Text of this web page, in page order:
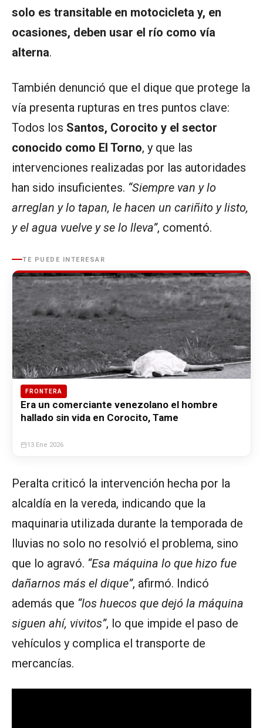
solo es transitable en motocicleta y, en
ocasiones, deben usar el río como vía
alterna.
También denunció que el dique que protege la
vía presenta rupturas en tres puntos clave:
Todos los Santos, Corocito y el sector
conocido como El Torno, y que las
intervenciones realizadas por las autoridades
han sido insuficientes. “Siempre van y lo
arreglan y lo tapan, le hacen un cariñito y listo,
y el agua vuelve y se lo lleva”, comentó.
TE PUEDE INTERESAR
FRONTERA
Era un comerciante venezolano el hombre
hallado sin vida en Corocito, Tame
13 Ene 2026
Peralta criticó la intervención hecha por la
alcaldía en la vereda, indicando que la
maquinaria utilizada durante la temporada de
lluvias no solo no resolvió el problema, sino
que lo agravó. “Esa máquina lo que hizo fue
dañarnos más el dique”, afirmó. Indicó
además que “los huecos que dejó la máquina
siguen ahí, vivitos”, lo que impide el paso de
vehículos y complica el transporte de
mercancías.